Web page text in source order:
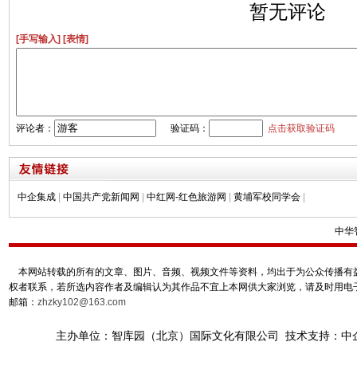
暂无评论
[手写输入] [表情]
评论者： 验证码： 点击获取验证码
中企集成 中国共产党新闻网 中红网-红色旅游网 黄埔军校同学会
中华
本网站转载的所有的文章、图片、音频、视频文件等资料，均出于为公众传播
权者联系，若所选内容作者及编辑认为其作品不宜上本网供大家浏览，请及时用
邮箱： zhzky102@163.com
主办单位：智库园（北京）国际文化有限公司 技术支持：